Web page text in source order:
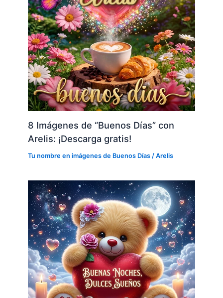
8 Imágenes de “Buenos Días” con
Arelis: ¡Descarga gratis!
Tu nombre en imágenes de Buenos Días /Arelis